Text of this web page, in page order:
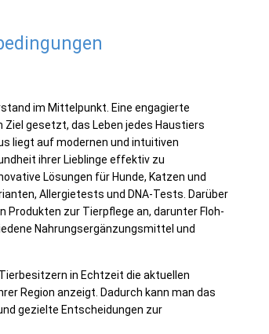
im Mittelpunkt. Eine engagierte
gesetzt, das Leben jedes Haustiers
liegt auf modernen und intuitiven
ihrer Lieblinge effektiv zu
Lösungen für Hunde, Katzen und
Allergietests und DNA-Tests. Darüber
zur Tierpflege an, darunter Floh-
Nahrungsergänzungsmittel und
in Echtzeit die aktuellen
Region anzeigt. Dadurch kann man das
gezielte Entscheidungen zur